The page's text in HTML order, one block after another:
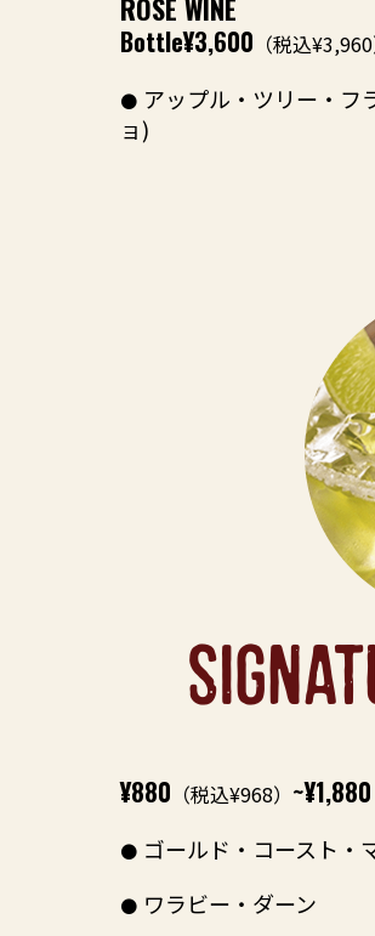
ROSÉ WINE
Bottle¥3,600 （税込¥3,960
アップル・ツリー・フ
ョ)
¥880 （税込¥968） ~¥1,880
ゴールド・コースト・
ワラビー・ダーン